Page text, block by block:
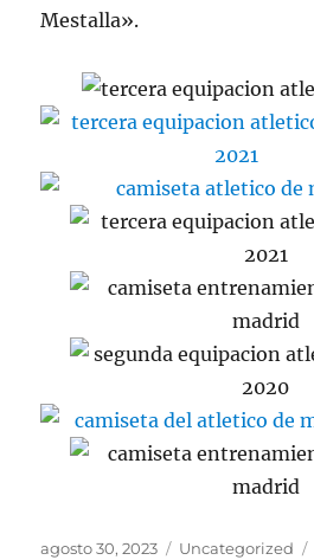
Mestalla».
Publicado
agosto 30, 2023 Categorías
Uncategorized